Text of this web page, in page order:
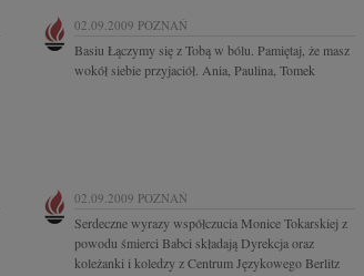
02.09.2009 POZNAŃ
Basiu Łączymy się z Tobą w bólu. Pamiętaj, że masz
wokół siebie przyjaciół. Ania, Paulina, Tomek
02.09.2009 POZNAŃ
Serdeczne wyrazy współczucia Monice Tokarskiej z
powodu śmierci Babci składają Dyrekcja oraz
koleżanki i koledzy z Centrum Językowego Berlitz